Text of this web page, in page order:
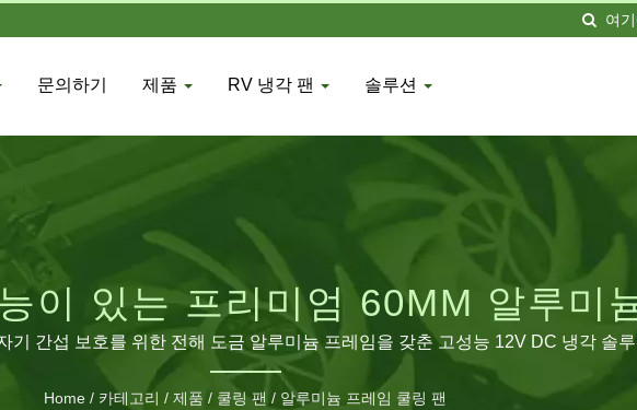
문의하기 제품 RV 냉각 팬 솔루션
이 있는 프리미엄 60MM 알루미
기 간섭 보호를 위한 전해 도금 알루미늄 프레임을 갖춘 고성능 12V DC 냉각 솔루
Home / 카테고리 / 제품 / 쿨링 팬 / 알루미늄 프레임 쿨링 팬